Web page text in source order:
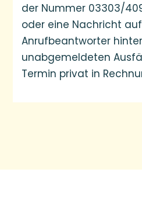
der Nummer 03303/
oder eine Nachricht
Anrufbeantworter
unabgemeldeten
Termin privat in